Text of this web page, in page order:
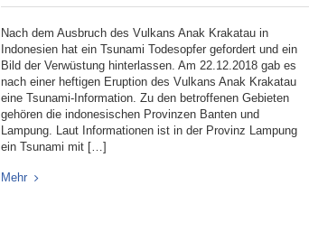
Nach dem Ausbruch des Vulkans Anak Krakatau in
Indonesien hat ein Tsunami Todesopfer gefordert und ein
Bild der Verwüstung hinterlassen. Am 22.12.2018 gab es
nach einer heftigen Eruption des Vulkans Anak Krakatau
eine Tsunami-Information. Zu den betroffenen Gebieten
gehören die indonesischen Provinzen Banten und
Lampung. Laut Informationen ist in der Provinz Lampung
ein Tsunami mit […]
Mehr